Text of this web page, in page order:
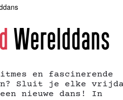
Werelddans
en fascinerende
Sluit je elke
nieuwe dans! In